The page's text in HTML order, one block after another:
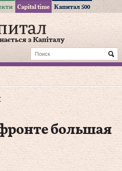
Capital time Капитал 500
з Капіталу
большая